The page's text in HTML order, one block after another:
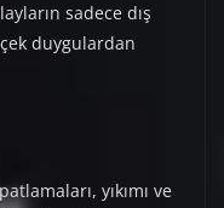
sadece dış
duygulardan
yıkımı ve